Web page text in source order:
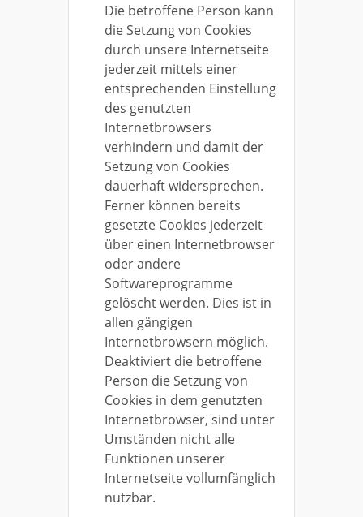
Die betroffene Person kann
die Setzung von Cookies
durch unsere Internetseite
jederzeit mittels einer
entsprechenden Einstellung
des genutzten
Internetbrowsers
verhindern und damit der
Setzung von Cookies
dauerhaft widersprechen.
Ferner können bereits
gesetzte Cookies jederzeit
über einen Internetbrowser
oder andere
Softwareprogramme
gelöscht werden. Dies ist in
allen gängigen
Internetbrowsern möglich.
Deaktiviert die betroffene
Person die Setzung von
Cookies in dem genutzten
Internetbrowser, sind unter
Umständen nicht alle
Funktionen unserer
Internetseite vollumfänglich
nutzbar.